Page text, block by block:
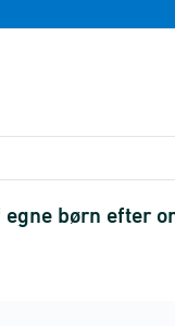
børn efter